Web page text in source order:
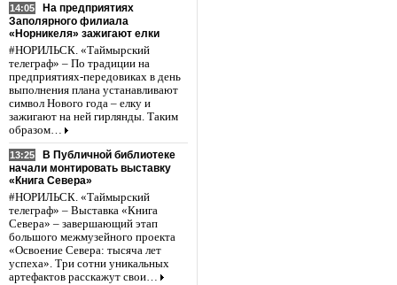
14:05
На предприятиях
Заполярного филиала
«Норникеля» зажигают елки
#НОРИЛЬСК. «Таймырский
телеграф» – По традиции на
предприятиях-передовиках в день
выполнения плана устанавливают
символ Нового года – елку и
зажигают на ней гирлянды. Таким
образом…
13:25
В Публичной библиотеке
начали монтировать выставку
«Книга Севера»
#НОРИЛЬСК. «Таймырский
телеграф» – Выставка «Книга
Севера» – завершающий этап
большого межмузейного проекта
«Освоение Севера: тысяча лет
успеха». Три сотни уникальных
артефактов расскажут свои…